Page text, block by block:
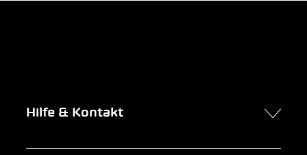
Hilfe & Kontakt